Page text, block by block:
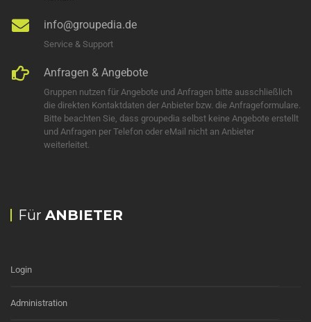
info@groupedia.de
Service & Support
Anfragen & Angebote
Gruppen nutzen für Angebote und Anfragen bitte ausschließlich
die direkten Kontaktdaten der Anbieter bzw. die Anfrageformulare.
Bitte beachten Sie, dass groupedia selbst keine Angebote erstellt
und Anfragen per Telefon oder eMail nicht an Anbieter
weiterleitet.
Für ANBIETER
Login
Administration